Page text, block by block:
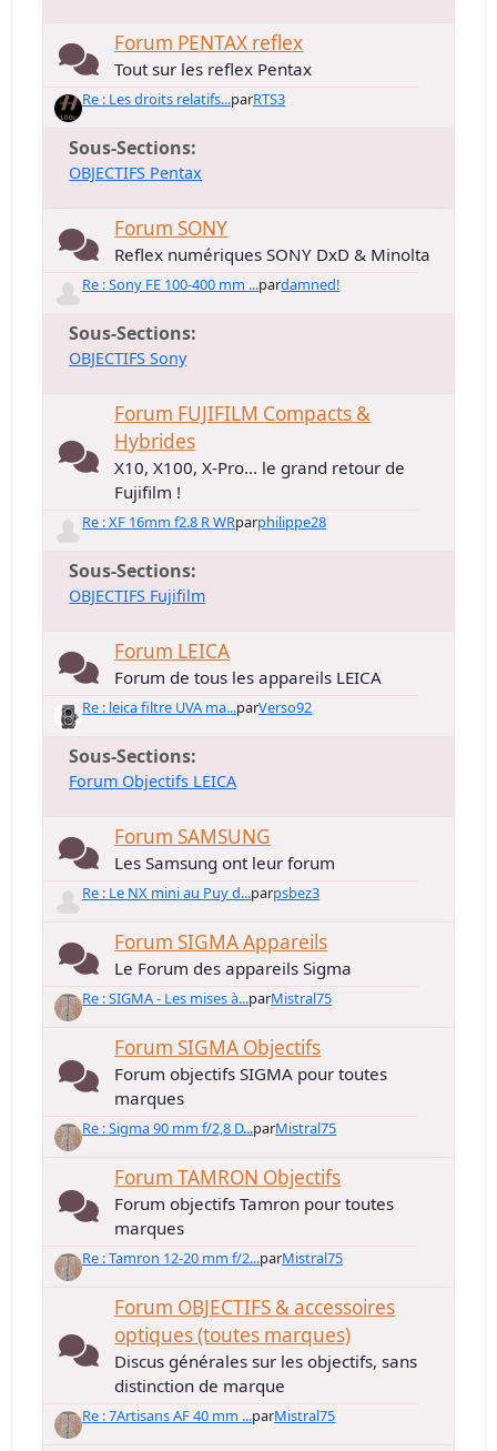
Forum PENTAX reflex
Tout sur les reflex Pentax
Re : Les droits relatifs...parRTS3
Sous-Sections
OBJECTIFS Pentax
Forum SONY
Reflex numériques SONY DxD & Minolta
Re : Sony FE 100-400 mm ...pardamned!
Sous-Sections
OBJECTIFS Sony
Forum FUJIFILM Compacts &
Hybrides
X10, X100, X-Pro... le grand retour de
Fujifilm !
Re : XF 16mm f2.8 R WRparphilippe28
Sous-Sections
OBJECTIFS Fujifilm
Forum LEICA
Forum de tous les appareils LEICA
Re : leica filtre UVA ma...parVerso92
Sous-Sections
Forum Objectifs LEICA
Forum SAMSUNG
Les Samsung ont leur forum
Re : Le NX mini au Puy d...parpsbez3
Forum SIGMA Appareils
Le Forum des appareils Sigma
Re : SIGMA - Les mises à...parMistral75
Forum SIGMA Objectifs
Forum objectifs SIGMA pour toutes
marques
Re : Sigma 90 mm f/2,8 D...parMistral75
Forum TAMRON Objectifs
Forum objectifs Tamron pour toutes
marques
Re : Tamron 12-20 mm f/2...parMistral75
Forum OBJECTIFS & accessoires
optiques (toutes marques)
Discus générales sur les objectifs, sans
distinction de marque
Re : 7Artisans AF 40 mm ...parMistral75